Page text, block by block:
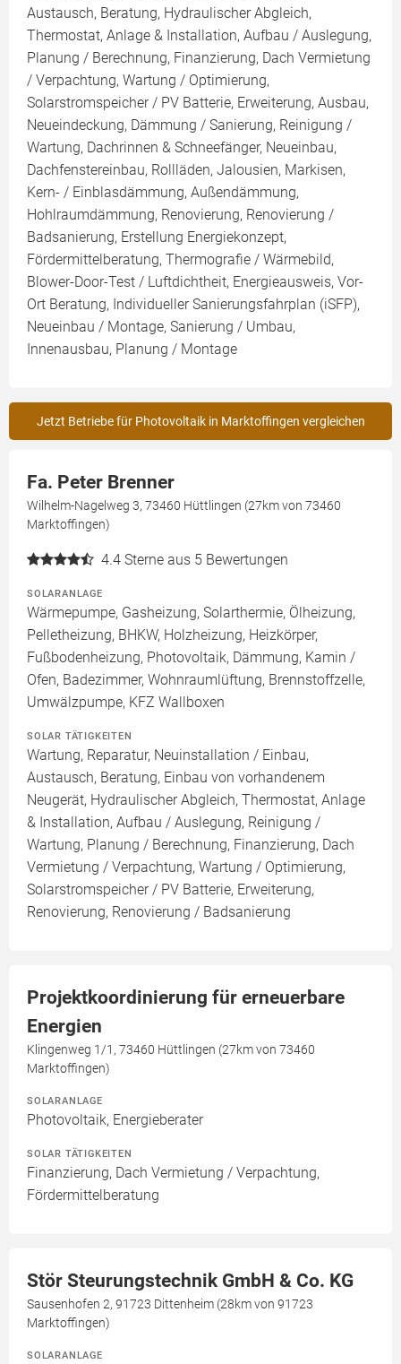
Austausch, Beratung, Hydraulischer Abgleich,
Thermostat, Anlage & Installation, Aufbau / Auslegung,
Planung / Berechnung, Finanzierung, Dach Vermietung
/ Verpachtung, Wartung / Optimierung,
Solarstromspeicher / PV Batterie, Erweiterung, Ausbau,
Neueindeckung, Dämmung / Sanierung, Reinigung /
Wartung, Dachrinnen & Schneefänger, Neueinbau,
Dachfenstereinbau, Rollläden, Jalousien, Markisen,
Kern- / Einblasdämmung, Außendämmung,
Hohlraumdämmung, Renovierung, Renovierung /
Badsanierung, Erstellung Energiekonzept,
Fördermittelberatung, Thermografie / Wärmebild,
Blower-Door-Test / Luftdichtheit, Energieausweis, Vor-
Ort Beratung, Individueller Sanierungsfahrplan (iSFP),
Neueinbau / Montage, Sanierung / Umbau,
Innenausbau, Planung / Montage
Jetzt Betriebe für Photovoltaik in Marktoffingen vergleichen
Fa. Peter Brenner
Wilhelm-Nagelweg 3, 73460 Hüttlingen (27km von 73460
Marktoffingen)
4.4 Sterne aus 5 Bewertungen
SOLARANLAGE
Wärmepumpe, Gasheizung, Solarthermie, Ölheizung,
Pelletheizung, BHKW, Holzheizung, Heizkörper,
Fußbodenheizung, Photovoltaik, Dämmung, Kamin /
Ofen, Badezimmer, Wohnraumlüftung, Brennstoffzelle,
Umwälzpumpe, KFZ Wallboxen
SOLAR TÄTIGKEITEN
Wartung, Reparatur, Neuinstallation / Einbau,
Austausch, Beratung, Einbau von vorhandenem
Neugerät, Hydraulischer Abgleich, Thermostat, Anlage
& Installation, Aufbau / Auslegung, Reinigung /
Wartung, Planung / Berechnung, Finanzierung, Dach
Vermietung / Verpachtung, Wartung / Optimierung,
Solarstromspeicher / PV Batterie, Erweiterung,
Renovierung, Renovierung / Badsanierung
Projektkoordinierung für erneuerbare
Energien
Klingenweg 1/1, 73460 Hüttlingen (27km von 73460
Marktoffingen)
SOLARANLAGE
Photovoltaik, Energieberater
SOLAR TÄTIGKEITEN
Finanzierung, Dach Vermietung / Verpachtung,
Fördermittelberatung
Stör Steurungstechnik GmbH & Co. KG
Sausenhofen 2, 91723 Dittenheim (28km von 91723
Marktoffingen)
SOLARANLAGE